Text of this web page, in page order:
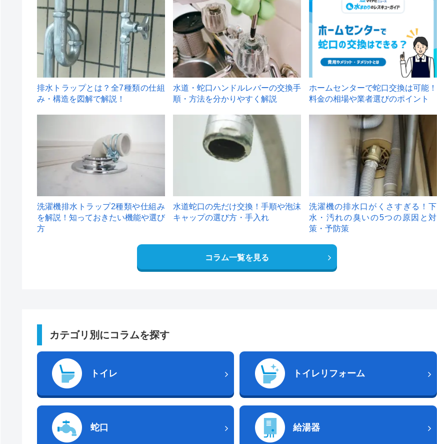
1
排水トラップとは？全7種類の仕組
み・構造を図解で解説！
2
水道・蛇口ハンドルレバーの交換手
順・方法を分かりやすく解説
ホームセンターで蛇口交換は可能！
料金の相場や業者選びのポイント
洗濯機排水トラップ2種類や仕組み
を解説！知っておきたい機能や選び
方
水道蛇口の先だけ交換！手順や泡沫
キャップの選び方・手入れ
洗濯機の排水口がくさすぎる！下
水・汚れの臭いの5つの原因と対
策・予防策
コラム一覧を見る
カテゴリ別にコラムを探す
トイレ トイレリフォーム
蛇口 給湯器